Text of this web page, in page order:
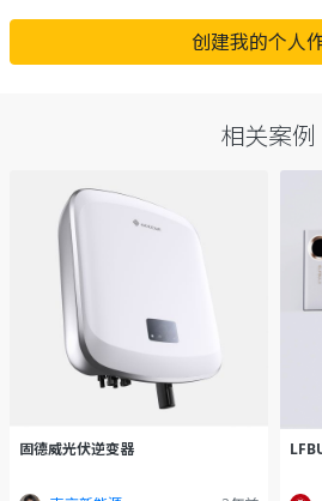
创建我的个人
相关案例
固德威光伏逆变器